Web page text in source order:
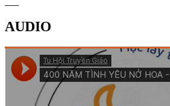
AUDIO